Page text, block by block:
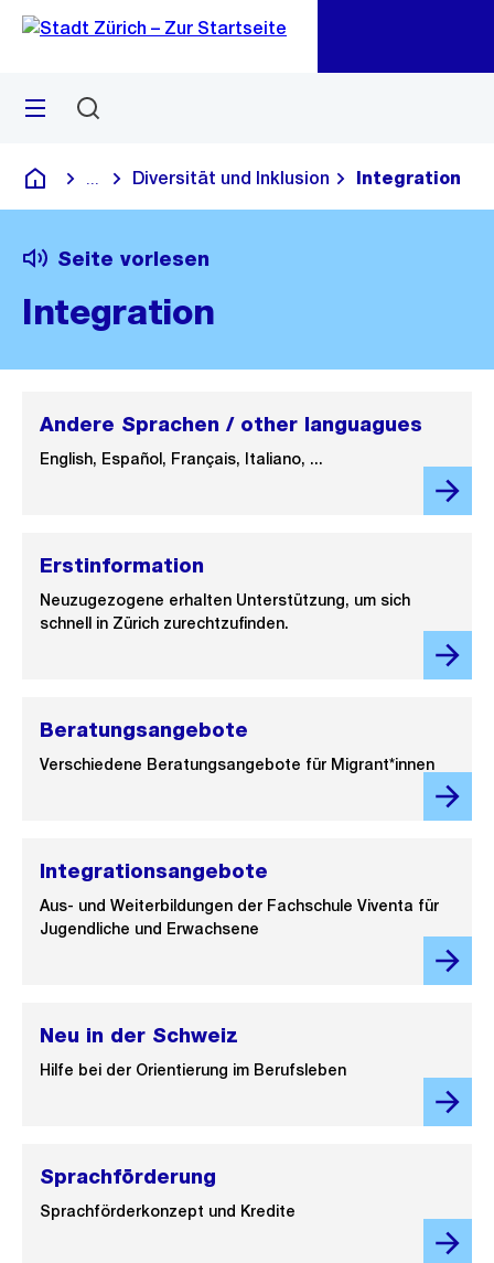
Navigation
Sprunglink
Menü
Deutsch
Blende alle Breadcrumbs ein
Diversität und Inklusion Integration
Seite vorlesen
Integration
Andere Sprachen / other languagues
English, Español, Français, Italiano, ...
Erstinformation
Neuzugezogene erhalten Unterstützung, um sich
schnell in Zürich zurechtzufinden.
Beratungsangebote
Verschiedene Beratungsangebote für Migrant*innen
Integrationsangebote
Aus- und Weiterbildungen der Fachschule Viventa für
Jugendliche und Erwachsene
Neu in der Schweiz
Hilfe bei der Orientierung im Berufsleben
Sprachförderung
Sprachförderkonzept und Kredite